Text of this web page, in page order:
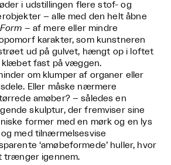
i udstillingen flere stof- og
– alle med den helt åbne
Form – af mere eller mindre
karakter, som kunstneren
ud på gulvet, hængt op i loftet
klæbet fast på væggen.
om klumper af organer eller
Eller måske nærmere
amøber? – således en
skulptur, der fremviser sine
former med en mørk og en lys
og med tilnærmelsesvise
‘amøbeformede’ huller, hvor
trænger igennem.